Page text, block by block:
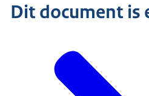
Dit document is